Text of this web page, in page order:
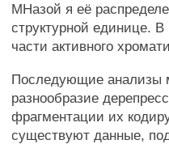
МНазой я её
структурной единице.
части активного
Последующие анализы
разнообразие
фрагментации их
существуют данные,